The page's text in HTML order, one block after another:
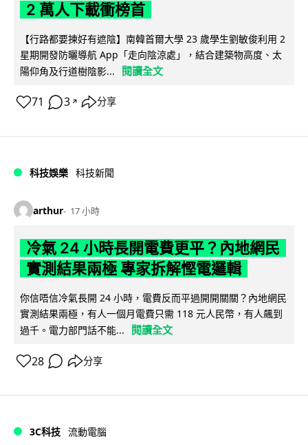
2 萬人下載衝榜首
【行路都要揀好有遮陰】南韓首爾大學 23 歲學生劉敏俊利用 2
星期開發防曬導航 App「走向陰涼處」，結合建築物高度、太
陽仰角及行道樹陰影...
閱讀全文
71 3 ↗ 分享
科技娛樂 科技新聞
arthur 17 小時
冷氣 24 小時長開電費更平？內地網民
實測結果兩極 專家拆解慳電邏輯
你信唔信冷氣長開 24 小時，電費反而平過開開關關？內地網民
實測結果兩極，有人一個月電費只需 118 元人民幣，有人飆到
過千。電力部門話不能...
閱讀全文
28 分享
3C科技 流動電腦